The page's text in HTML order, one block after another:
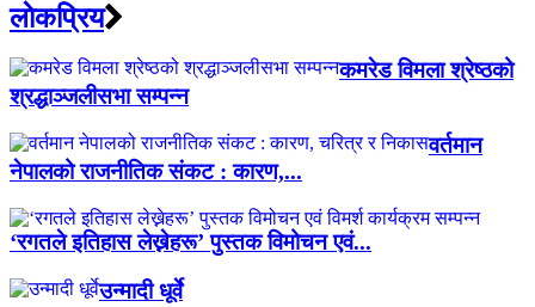
लाेकप्रिय
कमरेड विमला श्रेष्ठको
श्रद्धाञ्जलीसभा सम्पन्न
वर्तमान
नेपालको राजनीतिक संकट : कारण,...
‘रगतले इतिहास लेख्नेहरू’ पुस्तक विमोचन एवं...
उन्मादी धूर्वे